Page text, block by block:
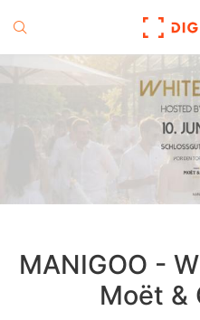
MANIGOO -
Moët &